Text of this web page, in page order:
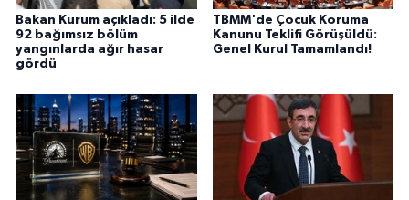
Bakan Kurum açıkladı: 5 ilde
92 bağımsız bölüm
yangınlarda ağır hasar
gördü
TBMM'de Çocuk Koruma
Kanunu Teklifi Görüşüldü:
Genel Kurul Tamamlandı!